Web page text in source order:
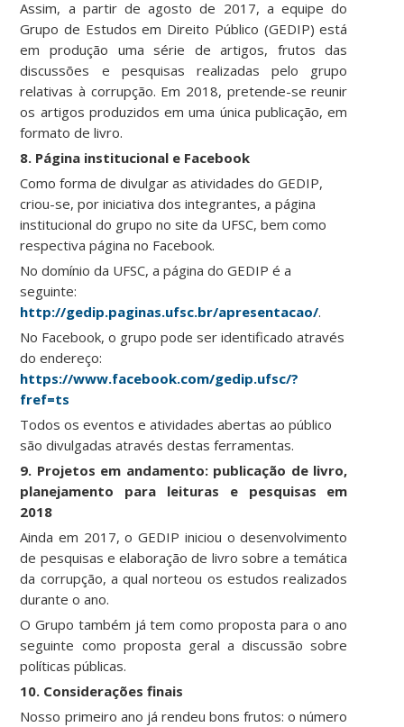
Assim, a partir de agosto de 2017, a equipe do
Grupo de Estudos em Direito Público (GEDIP) está
em produção uma série de artigos, frutos das
discussões e pesquisas realizadas pelo grupo
relativas à corrupção. Em 2018, pretende-se reunir
os artigos produzidos em uma única publicação, em
formato de livro.
8. Página institucional e Facebook
Como forma de divulgar as atividades do GEDIP,
criou-se, por iniciativa dos integrantes, a página
institucional do grupo no site da UFSC, bem como
respectiva página no Facebook.
No domínio da UFSC, a página do GEDIP é a
seguinte:
http://gedip.paginas.ufsc.br/apresentacao/.
No Facebook, o grupo pode ser identificado através
do endereço:
https://www.facebook.com/gedip.ufsc/?
fref=ts
Todos os eventos e atividades abertas ao público
são divulgadas através destas ferramentas.
9. Projetos em andamento: publicação de livro,
planejamento para leituras e pesquisas em
2018
Ainda em 2017, o GEDIP iniciou o desenvolvimento
de pesquisas e elaboração de livro sobre a temática
da corrupção, a qual norteou os estudos realizados
durante o ano.
O Grupo também já tem como proposta para o ano
seguinte como proposta geral a discussão sobre
políticas públicas.
10. Considerações finais
Nosso primeiro ano já rendeu bons frutos: o número